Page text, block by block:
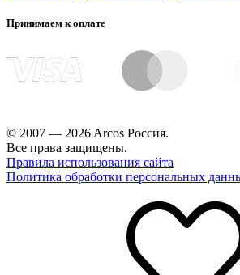
Принимаем к оплате
© 2007 — 2026 Arcos Россия.
Все права защищены.
Правила использования сайта
Политика обработки персональных